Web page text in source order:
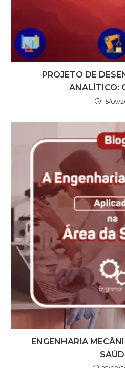
PROJETO DE
ANALÍTICO:
15/07/
ENGENHARIA